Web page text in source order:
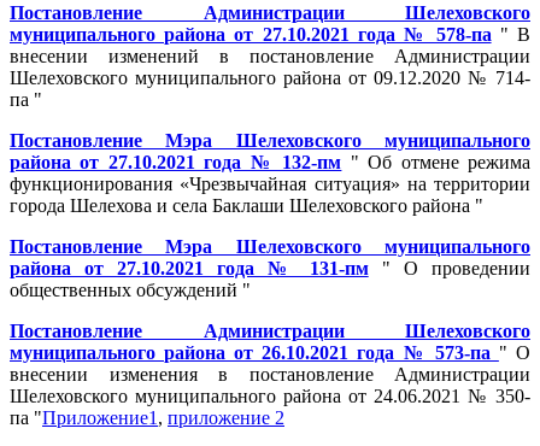
Постановление Администрации Шелеховского
муниципального района от 27.10.2021 года № 578-па " В
внесении изменений в постановление Администрации
Шелеховского муниципального района от 09.12.2020 № 714-
па "
Постановление Мэра Шелеховского муниципального
района от 27.10.2021 года № 132-пм " Об отмене режима
функционирования «Чрезвычайная ситуация» на территории
города Шелехова и села Баклаши Шелеховского района "
Постановление Мэра Шелеховского муниципального
района от 27.10.2021 года № 131-пм
" О проведении
общественных обсуждений "
Постановление Администрации Шелеховского
муниципального района от 26.10.2021 года № 573-па " О
внесении изменения в постановление Администрации
Шелеховского муниципального района от 24.06.2021 № 350-
па "Приложение1 , приложение 2